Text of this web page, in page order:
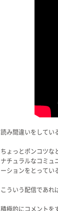
読み間違いをしてい
ちょっとポンコツな
ナチュラルなコミュ
ーションをとってい
こういう配信であれ
積極的にコメントを